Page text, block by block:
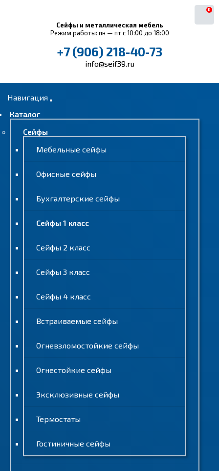
Сейфы и металлическая мебель
Режим работы: пн — пт с 10:00 до 18:00
0
+7 (906) 218-40-73
info@seif39.ru
Навигация
Каталог
Сейфы
Мебельные сейфы
Офисные сейфы
Бухгалтерские сейфы
Сейфы 1 класс
Сейфы 2 класс
Сейфы 3 класс
Сейфы 4 класс
Встраиваемые сейфы
Огневзломостойкие сейфы
Огнестойкие сейфы
Эксклюзивные сейфы
Термостаты
Гостиничные сейфы